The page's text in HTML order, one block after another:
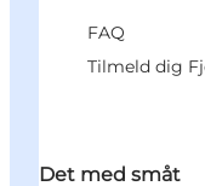
FAQ
Tilmeld dig
Det med småt